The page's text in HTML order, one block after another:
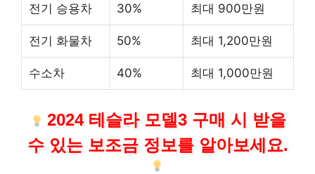
전기 승용차 30% 최대 900만원
전기 화물차 50% 최대 1,200만원
수소차 40% 최대 1,000만원
2024 테슬라 모델3 구매 시 받을
수 있는 보조금 정보를 알아보세요.